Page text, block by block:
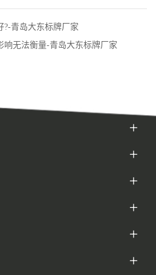
?-青岛大东标牌厂家
响无法衡量-青岛大东标牌厂家